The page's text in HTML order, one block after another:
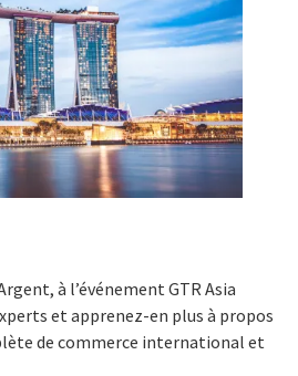
à l’événement GTR Asia
et apprenez-en plus à propos
de commerce international et